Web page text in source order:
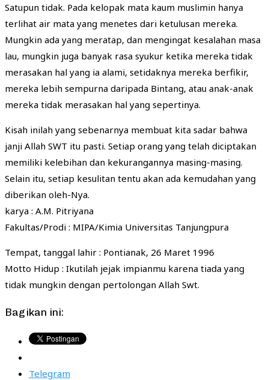
Satupun tidak. Pada kelopak mata kaum muslimin hanya
terlihat air mata yang menetes dari ketulusan mereka.
Mungkin ada yang meratap, dan mengingat kesalahan masa
lau, mungkin juga banyak rasa syukur ketika mereka tidak
merasakan hal yang ia alami, setidaknya mereka berfikir,
mereka lebih sempurna daripada Bintang, atau anak-anak
mereka tidak merasakan hal yang sepertinya.
Kisah inilah yang sebenarnya membuat kita sadar bahwa
janji Allah SWT itu pasti. Setiap orang yang telah diciptakan
memiliki kelebihan dan kekurangannya masing-masing.
Selain itu, setiap kesulitan tentu akan ada kemudahan yang
diberikan oleh-Nya.
karya : A.M. Pitriyana
Fakultas/Prodi : MIPA/Kimia Universitas Tanjungpura
Tempat, tanggal lahir : Pontianak, 26 Maret 1996
Motto Hidup : Ikutilah jejak impianmu karena tiada yang
tidak mungkin dengan pertolongan Allah Swt.
Bagikan ini:
Telegram